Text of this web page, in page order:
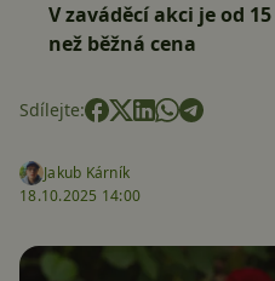
V zaváděcí akci je od
než běžná cena
Sdílejte:
Jakub Kárník
18.10.2025 14:00